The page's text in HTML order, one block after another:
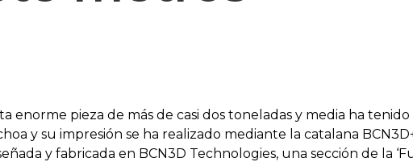
enorme pieza de más de casi dos toneladas y media ha
y su impresión se ha realizado mediante la catalana
y fabricada en BCN3D Technologies, una sección de la